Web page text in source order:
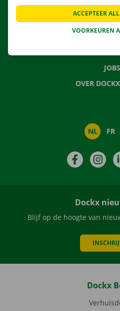
JOBS
OVER
NL FR
Facebook
Dockx
Blijf op de hoogte van
Dockx
VOORKEUREN
ACCEPTEER